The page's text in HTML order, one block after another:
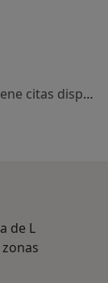
Ningún profesional de este centro tiene citas disponibles
de L